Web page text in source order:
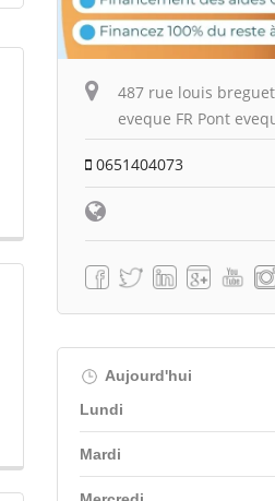
487 rue louis
eveque FR Pont
0651404073
Aujourd'hui
Lundi
Mardi